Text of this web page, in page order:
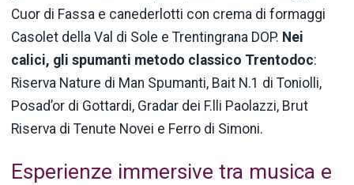
Cuor di Fassa e canederlotti con crema di formaggi
Casolet della Val di Sole e Trentingrana DOP. Nei
calici, gli spumanti metodo classico Trentodoc:
Riserva Nature di Man Spumanti, Bait N.1 di Toniolli,
Posad’or di Gottardi, Gradar dei F.lli Paolazzi, Brut
Riserva di Tenute Novei e Ferro di Simoni.
Esperienze immersive tra musica e